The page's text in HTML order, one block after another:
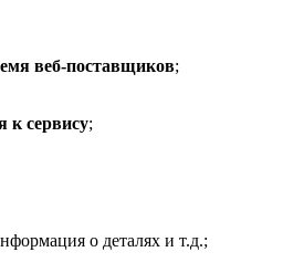
веб-поставщиков;
к сервису;
о деталях и т.д.;